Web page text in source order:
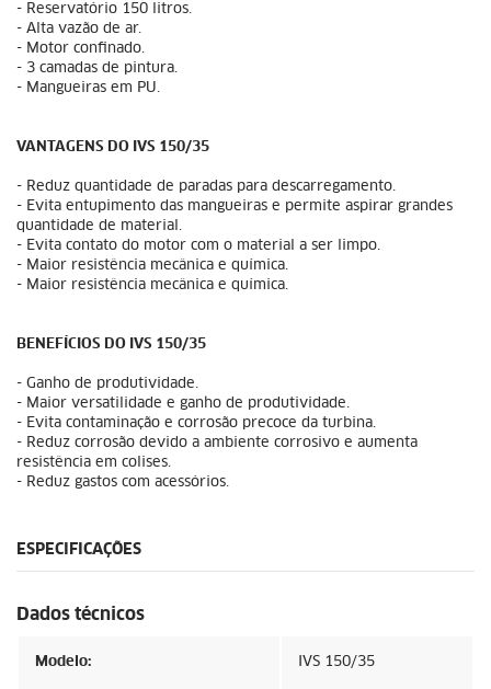
- Reservatório 150 litros.
- Alta vazão de ar.
- Motor confinado.
- 3 camadas de pintura.
- Mangueiras em PU.
VANTAGENS DO IVS 150/35
- Reduz quantidade de paradas para descarregamento.
- Evita entupimento das mangueiras e permite aspirar grandes
quantidade de material.
- Evita contato do motor com o material a ser limpo.
- Maior resistência mecânica e química.
- Maior resistência mecânica e química.
BENEFÍCIOS DO IVS 150/35
- Ganho de produtividade.
- Maior versatilidade e ganho de produtividade.
- Evita contaminação e corrosão precoce da turbina.
- Reduz corrosão devido a ambiente corrosivo e aumenta
resistência em colises.
- Reduz gastos com acessórios.
ESPECIFICAÇÕES
Dados técnicos
Modelo: IVS 150/35